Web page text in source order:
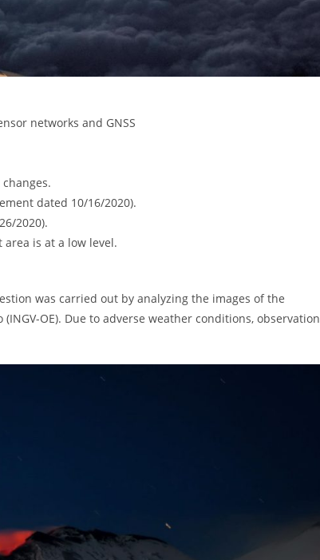
networks and GNSS
dated 10/16/2020).
2020).
area is at a low level.
was carried out by analyzing the images of the
OE). Due to adverse weather conditions, observation